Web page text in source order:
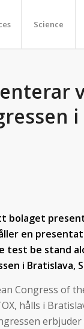
Science
i
bolaget
en
test be stand
i Bratislava,
Congress of
hålls i